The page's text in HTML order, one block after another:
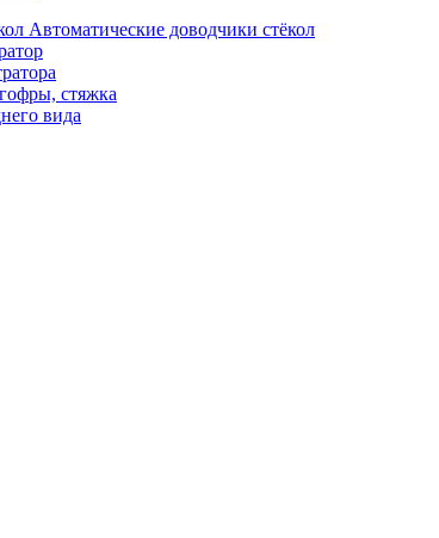
Автоматические доводчики стёкол
стяжка
вида